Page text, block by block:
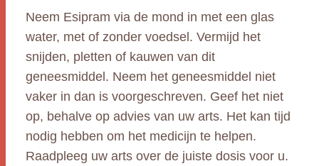
Neem Esipram via de mond in met een glas
water, met of zonder voedsel. Vermijd het
snijden, pletten of kauwen van dit
geneesmiddel. Neem het geneesmiddel niet
vaker in dan is voorgeschreven. Geef het niet
op, behalve op advies van uw arts. Het kan tijd
nodig hebben om het medicijn te helpen.
Raadpleeg uw arts over de juiste dosis voor u.